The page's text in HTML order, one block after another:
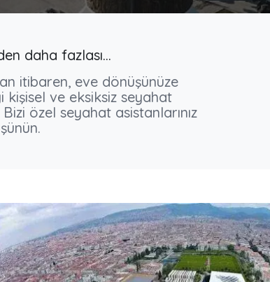
daha fazlası...
itibaren, eve dönüşünüze
ve eksiksiz seyahat
özel seyahat asistanlarınız